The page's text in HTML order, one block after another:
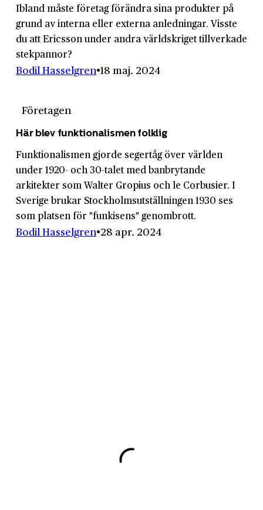
Ibland måste företag förändra sina produkter på
grund av interna eller externa anledningar. Visste
du att Ericsson under andra världs­kriget tillverkade
stek­pannor?
Bodil Hasselgren 18 maj. 2024
Företagen
Här blev funktionalismen folklig
Funktionalismen gjorde segertåg över världen
under 1920- och 30-talet med banbrytande
arkitekter som Walter Gropius och le Corbusier. I
Sverige brukar Stockholmsutställningen 1930 ses
som platsen för "funkisens" genombrott.
Bodil Hasselgren 28 apr. 2024